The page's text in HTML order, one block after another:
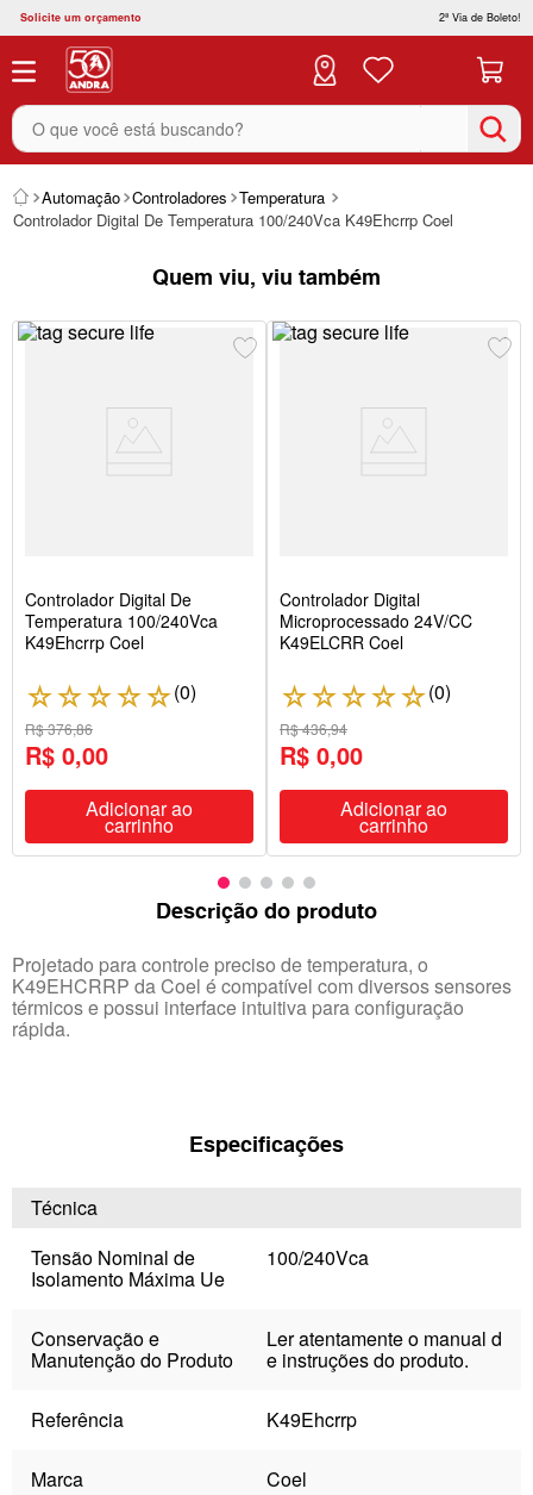
Solicite um orçamento 2ª Via de Boleto!
O que você está buscando?
Automação Controladores Temperatura
Controlador Digital De Temperatura 100/240Vca K49Ehcrrp Coel
Quem viu, viu também
Controlador Digital De
Temperatura 100/240Vca
K49Ehcrrp Coel
☆☆☆☆☆(0)
R$ 376,86
R$ 0,00
Adicionar ao
carrinho
Controlador Digital
Microprocessado 24V/CC
K49ELCRR Coel
☆☆☆☆☆(0)
R$ 436,94
R$ 0,00
Adicionar ao
carrinho
Descrição do produto
Projetado para controle preciso de temperatura, o
K49EHCRRP da Coel é compatível com diversos sensores
térmicos e possui interface intuitiva para configuração
rápida.
Especificações
Técnica
Tensão Nominal de
Isolamento Máxima Ue
100/240Vca
Conservação e
Manutenção do Produto
Ler atentamente o manual d
e instruções do produto.
Referência K49Ehcrrp
Marca Coel